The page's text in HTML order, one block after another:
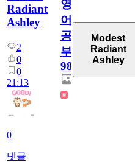
Radiant
Ashley
2
0
0
21:13
0
댓글
영
어
공
부
98
Modest
Radiant
Ashley